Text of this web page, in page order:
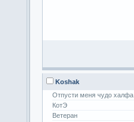
Koshak
Отпусти меня чудо халфа
КотЭ
Ветеран